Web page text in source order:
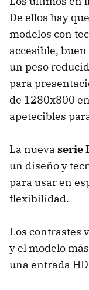
De ellos hay
modelos con
accesible,
un peso
para
de 1280x800
apetecibles
La nueva serie
un diseño y
para usar en
flexibilidad.
Los contrastes
y el modelo
una entrada